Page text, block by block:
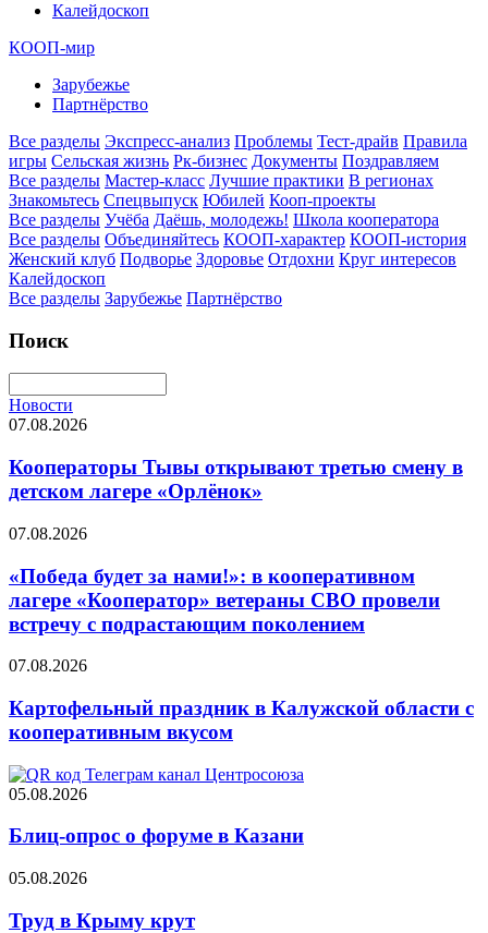
Калейдоскоп
КООП-мир
Зарубежье
Партнёрство
Все разделы Экспресс-анализ Проблемы Тест-драйв Правила
игры Сельская жизнь Рк-бизнес Документы Поздравляем
Все разделы Мастер-класс Лучшие практики В регионах
Знакомьтесь Спецвыпуск Юбилей Кооп-проекты
Все разделы Учёба Даёшь, молодежь! Школа кооператора
Все разделы Объединяйтесь КООП-характер КООП-история
Женский клуб Подворье Здоровье Отдохни Круг интересов
Калейдоскоп
Все разделы Зарубежье Партнёрство
Поиск
Новости
07.08.2026
Кооператоры Тывы открывают третью смену в
детском лагере «Орлёнок»
07.08.2026
«Победа будет за нами!»: в кооперативном
лагере «Кооператор» ветераны СВО провели
встречу с подрастающим поколением
07.08.2026
Картофельный праздник в Калужской области с
кооперативным вкусом
05.08.2026
Блиц-опрос о форуме в Казани
05.08.2026
Труд в Крыму крут